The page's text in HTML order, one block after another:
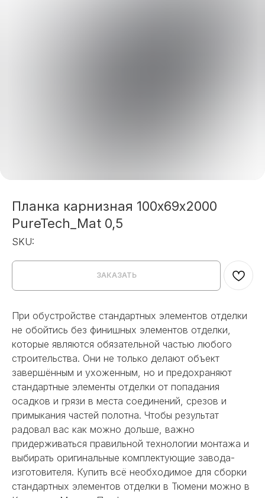
Планка карнизная 100х69х2000
PureTech_Mat 0,5
SKU:
ЗАКАЗАТЬ
При обустройстве стандартных элементов отделки
не обойтись без финишных элементов отделки,
которые являются обязательной частью любого
строительства. Они не только делают объект
завершённым и ухоженным, но и предохраняют
стандартные элементы отделки от попадания
осадков и грязи в места соединений, срезов и
примыкания частей полотна. Чтобы результат
радовал вас как можно дольше, важно
придерживаться правильной технологии монтажа и
выбирать оригинальные комплектующие завода-
изготовителя. Купить всё необходимое для сборки
стандартных элементов отделки в Тюмени можно в